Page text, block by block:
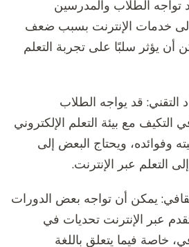
تواجه الطلاب والمدرسين
خدمات الإنترنت بسبب ضعف
أن يؤثر سلبًا على تجربة التعلم
التقني: قد يواجه الطلاب
مع بيئة التعلم الإلكتروني
وفوائده، ويحتاج البعض إلى
التعلم عبر الإنترنت.
يمكن أن تواجه بعض الدورات
تقدم عبر الإنترنت تحديات في
خاصة فيما يتعلق باللغة